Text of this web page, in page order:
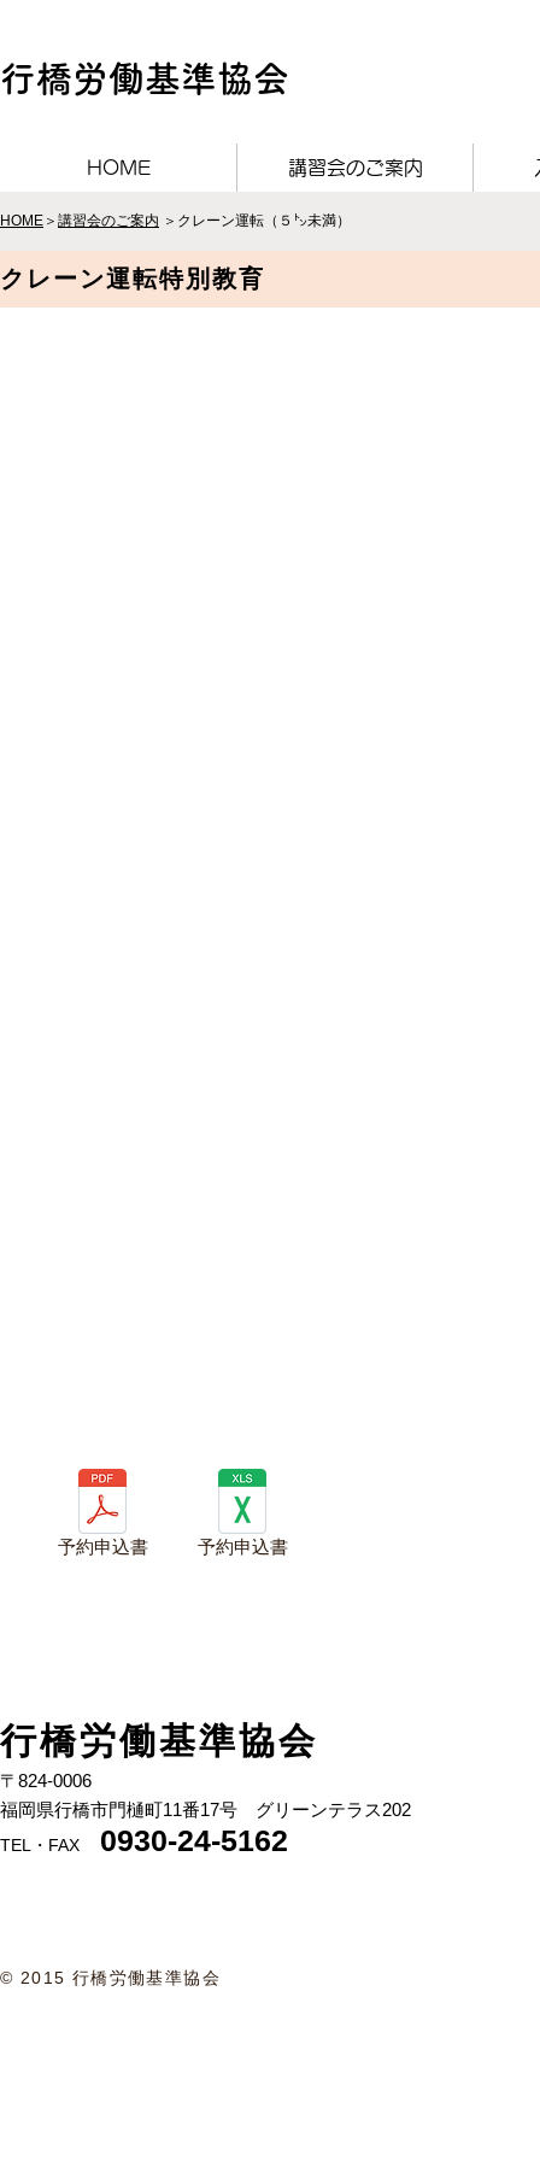
行橋労働基準協会
HOME 講習会のご案内
HOME ＞ 講習会のご案内 ＞クレーン運転（５㌧未満）
​クレーン運転特別教育
予約申込書 予約申込書
行橋労働基準協会
〒824-0006
福岡県行橋市門樋町11番17号 グリーンテラス202
TEL・FAX 0930-24-5162
© 2015 行橋労働基準協会